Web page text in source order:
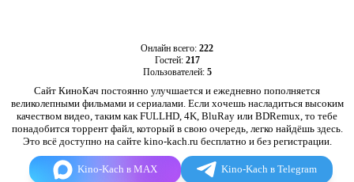
Онлайн всего: 222
Гостей: 217
Пользователей: 5
Сайт КиноКач постоянно улучшается и ежедневно пополняется
великолепными фильмами и сериалами. Если хочешь насладиться высоким
качеством видео, таким как FULLHD, 4K, BluRay или BDRemux, то тебе
понадобится торрент файл, который в свою очередь, легко найдёшь здесь.
Это всё доступно на сайте kino-kach.ru бесплатно и без регистрации.
Kino-Kach в MAX Kino-Kach в Telegram